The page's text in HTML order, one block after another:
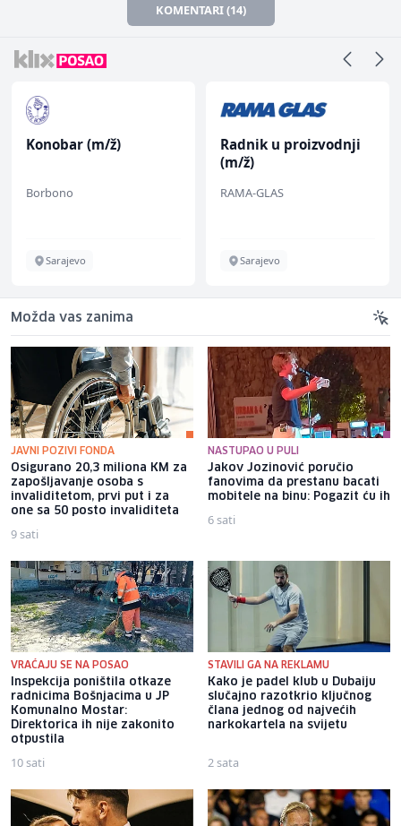
KOMENTARI (14)
Konobar (m/ž)
Borbono
Sarajevo
Radnik u proizvodnji
(m/ž)
RAMA-GLAS
Sarajevo
Možda vas zanima
JAVNI POZIVI FONDA
Osigurano 20,3 miliona KM za
zapošljavanje osoba s
invaliditetom, prvi put i za
one sa 50 posto invaliditeta
9 sati
NASTUPAO U PULI
Jakov Jozinović poručio
fanovima da prestanu bacati
mobitele na binu: Pogazit ću ih
6 sati
VRAĆAJU SE NA POSAO
Inspekcija poništila otkaze
radnicima Bošnjacima u JP
Komunalno Mostar:
Direktorica ih nije zakonito
otpustila
10 sati
STAVILI GA NA REKLAMU
Kako je padel klub u Dubaiju
slučajno razotkrio ključnog
člana jednog od najvećih
narkokartela na svijetu
2 sata